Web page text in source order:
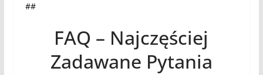
##
FAQ – Najczęściej
Zadawane Pytania